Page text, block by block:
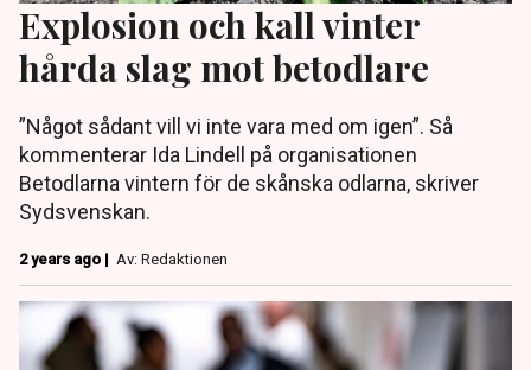
Explosion och kall vinter
hårda slag mot betodlare
”Något sådant vill vi inte vara med om igen”. Så
kommenterar Ida Lindell på organisationen
Betodlarna vintern för de skånska odlarna, skriver
Sydsvenskan.
2 years ago | Av: Redaktionen